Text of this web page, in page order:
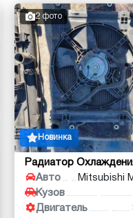
2 фото
Новинка
Радиатор
Авто
Кузов
Двигатель